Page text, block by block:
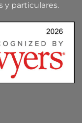
y particulares.